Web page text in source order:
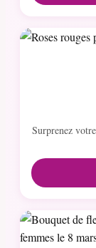
Surprenez